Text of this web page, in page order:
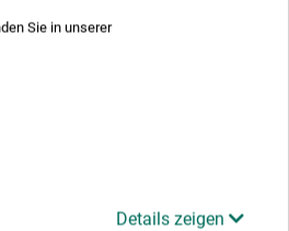
Sie in unserer
Details zeigen